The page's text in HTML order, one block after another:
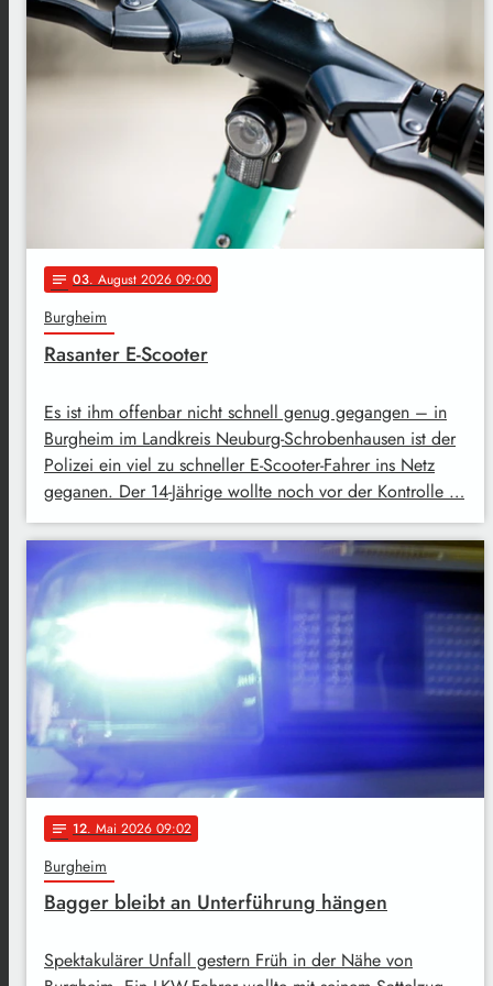
notes 03. August 2026 09:00
Burgheim
Rasanter E-Scooter
Es ist ihm offenbar nicht schnell genug gegangen – in
Burgheim im Landkreis Neuburg-Schrobenhausen ist der
Polizei ein viel zu schneller E-Scooter-Fahrer ins Netz
geganen. Der 14-Jährige wollte noch vor der Kontrolle …
notes 12. Mai 2026 09:02
Burgheim
Bagger bleibt an Unterführung hängen
Spektakulärer Unfall gestern Früh in der Nähe von